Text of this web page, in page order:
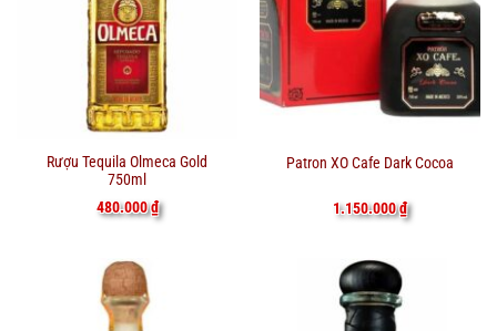
Rượu Tequila Olmeca Gold
750ml
480.000₫
Patron XO Cafe Dark Cocoa
1.150.000₫